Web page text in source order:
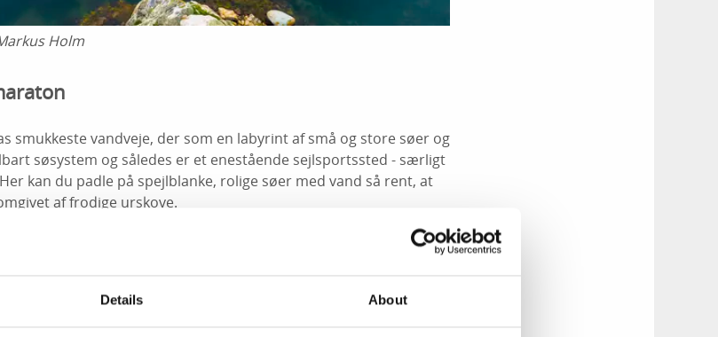
Details About
Holm
smukkeste vandveje, der som en labyrint af små og store søer og
søsystem og således er et enestående sejlsportssted - særligt
kan du padle på spejlblanke, rolige søer med vand så rent, at
af frodige urskove.
og kajak-maraton afholdes hvert år. Hundredevis af
med ægte svensk krebsegilde på programmet. I år finder
Mere info påkanotmaraton.se.